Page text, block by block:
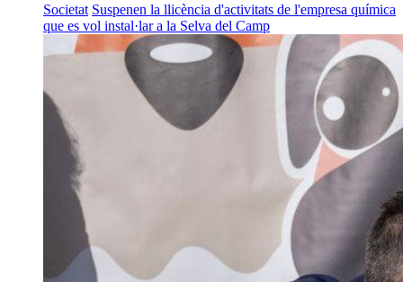
Societat Suspenen la llicència d'activitats de l'empresa química
que es vol instal·lar a la Selva del Camp